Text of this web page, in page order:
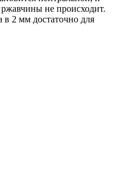
не происходит.
2 мм достаточно для